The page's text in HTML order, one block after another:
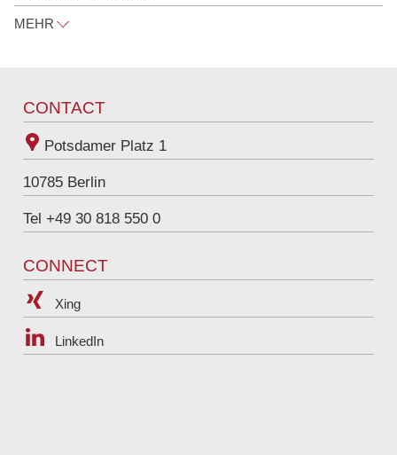
MEHR
Tel +49 30 818 550 385
CONTACT
Potsdamer Platz 1
10785 Berlin
Tel +49 30 818 550 0
CONNECT
Xing
LinkedIn